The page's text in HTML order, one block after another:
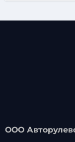
ООО